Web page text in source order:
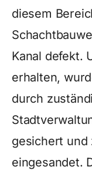
diesem
Kanal defekt.
erhalten,
durch
gesichert und
eingesandet.